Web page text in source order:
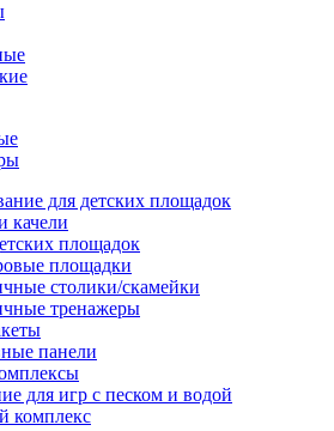
для детских площадок
качели
площадок
площадки
столики/скамейки
тренажеры
панели
для игр с песком и водой
комплекс